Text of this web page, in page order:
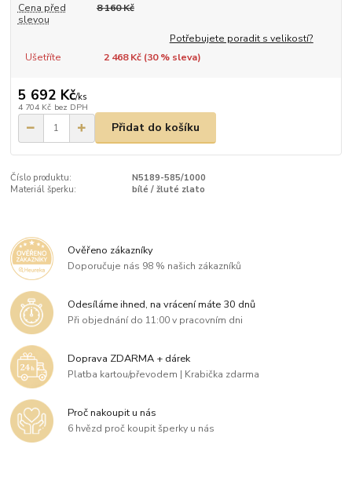
Cena před
slevou
8 160 Kč
Potřebujete poradit s velikostí?
Ušetříte
2 468 Kč (30% sleva)
5 692 Kč/ks
4 704 Kč bez DPH
Přidat do košíku
Číslo produktu:
N5189-585/1000
Materiál šperku:
bílé / žluté zlato
Ověřeno zákazníky
Doporučuje nás 98 % našich zákazníků
Odesíláme ihned, na vrácení máte 30 dnů
Při objednání do 11:00 v pracovním dni
Doprava ZDARMA + dárek
Platba kartou/převodem | Krabička zdarma
Proč nakoupit u nás
6 hvězd proč koupit šperky u nás